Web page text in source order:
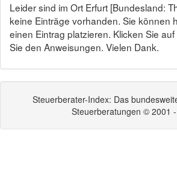
Leider sind im Ort Erfurt [Bundesland:
keine Einträge vorhanden. Sie können
einen Eintrag platzieren. Klicken Sie auf
Sie den Anweisungen. Vielen Dank.
Steuerberater-Index: Das
Steuerberatungen © 2001